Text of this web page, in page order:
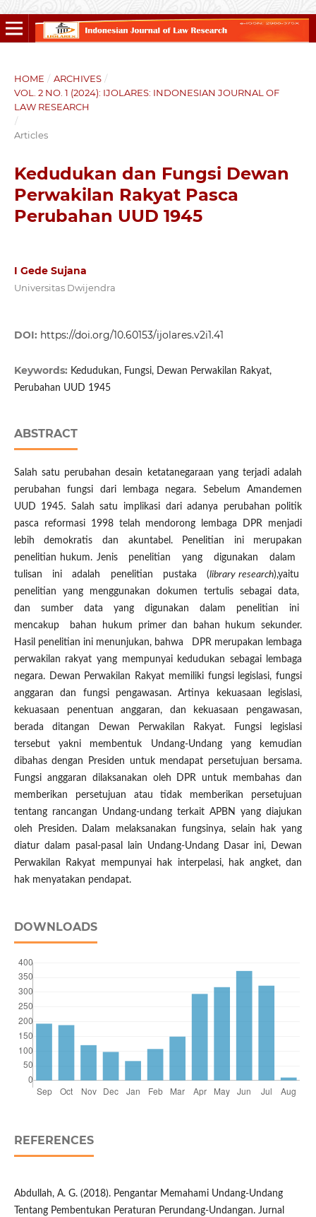
HOME / ARCHIVES /
VOL. 2 NO. 1 (2024): IJOLARES: INDONESIAN JOURNAL OF
LAW RESEARCH
/
Articles
Kedudukan dan Fungsi Dewan
Perwakilan Rakyat Pasca
Perubahan UUD 1945
I Gede Sujana
Universitas Dwijendra
DOI: https://doi.org/10.60153/ijolares.v2i1.41
Keywords: Kedudukan, Fungsi, Dewan Perwakilan Rakyat,
Perubahan UUD 1945
ABSTRACT
Salah satu perubahan desain ketatanegaraan yang terjadi adalah
perubahan fungsi dari lembaga negara. Sebelum Amandemen
UUD 1945. Salah satu implikasi dari adanya perubahan politik
pasca reformasi 1998 telah mendorong lembaga DPR menjadi
lebih demokratis dan akuntabel. Penelitian ini merupakan
penelitian hukum. Jenis penelitian yang digunakan dalam
tulisan ini adalah penelitian pustaka (library research),yaitu
penelitian yang menggunakan dokumen tertulis sebagai data,
dan sumber data yang digunakan dalam penelitian ini
mencakup bahan hukum primer dan bahan hukum sekunder.
Hasil penelitian ini menunjukan, bahwa DPR merupakan lembaga
perwakilan rakyat yang mempunyai kedudukan sebagai lembaga
negara. Dewan Perwakilan Rakyat memiliki fungsi legislasi, fungsi
anggaran dan fungsi pengawasan. Artinya kekuasaan legislasi,
kekuasaan penentuan anggaran, dan kekuasaan pengawasan,
berada ditangan Dewan Perwakilan Rakyat. Fungsi legislasi
tersebut yakni membentuk Undang-Undang yang kemudian
dibahas dengan Presiden untuk mendapat persetujuan bersama.
Fungsi anggaran dilaksanakan oleh DPR untuk membahas dan
memberikan persetujuan atau tidak memberikan persetujuan
tentang rancangan Undang-undang terkait APBN yang diajukan
oleh Presiden. Dalam melaksanakan fungsinya, selain hak yang
diatur dalam pasal-pasal lain Undang-Undang Dasar ini, Dewan
Perwakilan Rakyat mempunyai hak interpelasi, hak angket, dan
hak menyatakan pendapat.
DOWNLOADS
REFERENCES
Abdullah, A. G. (2018). Pengantar Memahami Undang-Undang
Tentang Pembentukan Peraturan Perundang-Undangan. Jurnal